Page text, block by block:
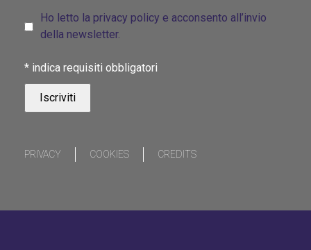
Ho letto la privacy policy e acconsento all’invio
della newsletter.
* indica requisiti obbligatori
PRIVACY COOKIES CREDITS